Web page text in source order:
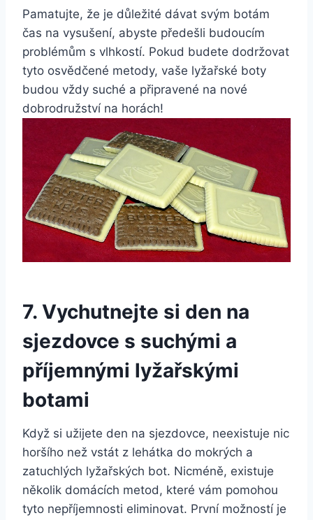
Pamatujte, že je důležité ‌dávat svým botám
čas ‌na vysušení, abyste předešli ‌budoucím
problémům s vlhkostí. Pokud budete ⁣dodržovat
tyto ⁤osvědčené ⁢metody, vaše lyžařské ⁢boty
budou vždy⁣ suché ​a připravené ‍na nové
dobrodružství na horách!
7. ⁢Vychutnejte si den⁢ na⁤
sjezdovce s ‌suchými⁣ a
příjemnými lyžařskými
botami
Když si užijete den ‌na sjezdovce, neexistuje ‍nic
horšího než ‍vstát z ‍lehátka do⁤ mokrých a
zatuchlých​ lyžařských bot. Nicméně, existuje ​
několik domácích metod, které ‍vám pomohou
tyto nepříjemnosti eliminovat. První možností ⁣je